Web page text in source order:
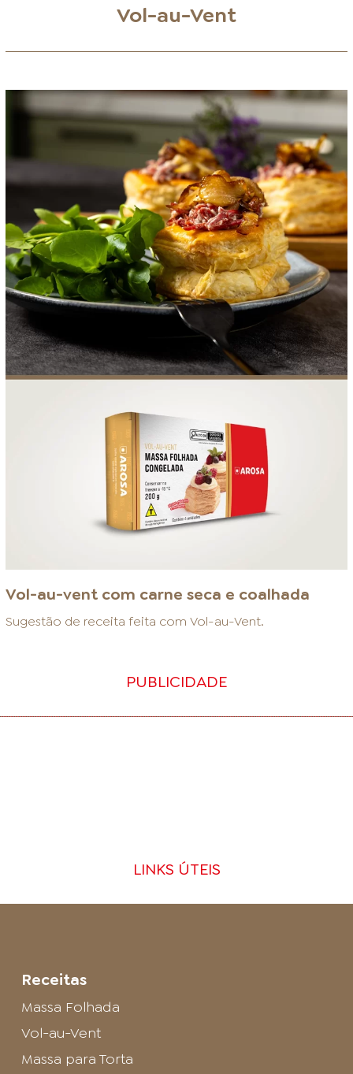
Vol-au-Vent
Vol-au-vent com carne seca e coalhada
Sugestão de receita feita com Vol-au-Vent.
PUBLICIDADE
LINKS ÚTEIS
Receitas
Massa Folhada
Vol-au-Vent
Massa para Torta